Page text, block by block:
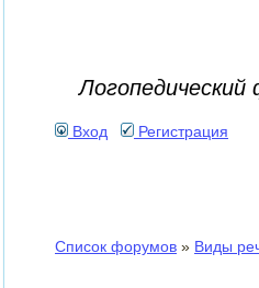
Логопедический
Вход Регистрация
Список форумов » Виды